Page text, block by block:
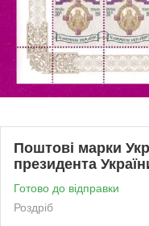
Поштові марки
президента
Готово до відправки
Роздріб